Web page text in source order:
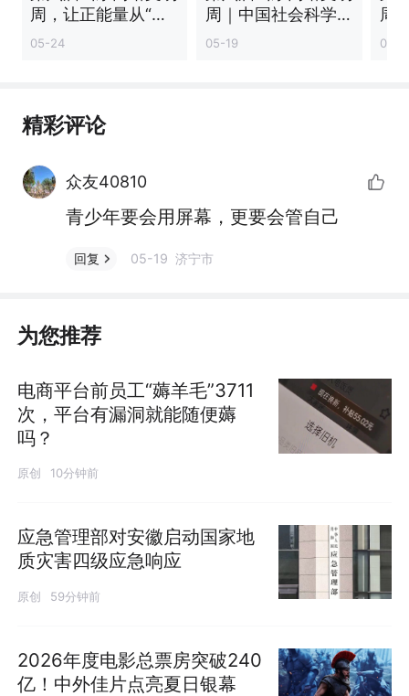
周，让正能量从“指
尖”传到“心间”
05-24
周｜中国社会科学院
视听研究室主任冷
05-19
周
学
05-
精彩评论
众友40810
青少年要会用屏幕，更要会管自己
回复 05-19 济宁市
为您推荐
电商平台前员工“薅羊毛”3711
次，平台有漏洞就能随便薅
吗？
原创 10分钟前
应急管理部对安徽启动国家地
质灾害四级应急响应
原创 59分钟前
2026年度电影总票房突破240
亿！中外佳片点亮夏日银幕